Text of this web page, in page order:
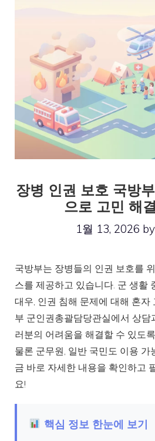
장병 인권 보호 국방
으로 고민 해
1월 13, 2026 by
국방부는 장병들의 인권 보호를
스를 제공하고 있습니다. 군 생활
대우, 인권 침해 문제에 대해 혼자
부 군인권총괄담당관실에서 상담
러분의 어려움을 해결할 수 있도
물론 군무원, 일반 국민도 이용 가
금 바로 자세한 내용을 확인하고
요!
핵심 정보 한눈에 보기